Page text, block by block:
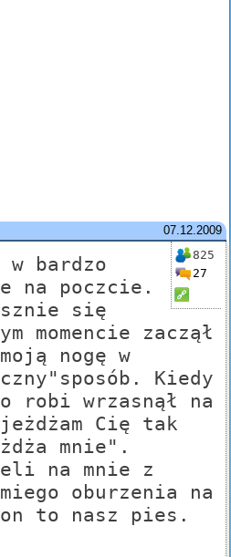
07.12.2009
825
27
bardzo
na poczcie.
się
momencie zaczął
nogę w
Kiedy
robi wrzasnął na
Cię tak
mnie".
na mnie z
oburzenia na
to nasz pies.